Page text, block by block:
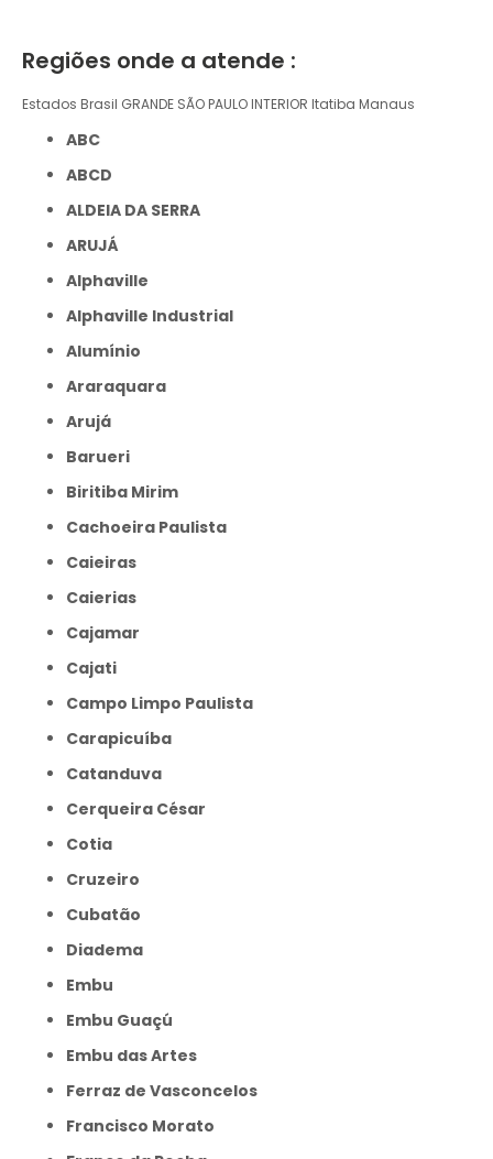
Regiões onde a atende :
Estados Brasil GRANDE SÃO PAULO INTERIOR Itatiba Manaus
ABC
ABCD
ALDEIA DA SERRA
ARUJÁ
Alphaville
Alphaville Industrial
Alumínio
Araraquara
Arujá
Barueri
Biritiba Mirim
Cachoeira Paulista
Caieiras
Caierias
Cajamar
Cajati
Campo Limpo Paulista
Carapicuíba
Catanduva
Cerqueira César
Cotia
Cruzeiro
Cubatão
Diadema
Embu
Embu Guaçú
Embu das Artes
Ferraz de Vasconcelos
Francisco Morato